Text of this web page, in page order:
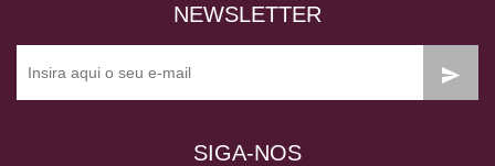
NEWSLETTER
SIGA-NOS